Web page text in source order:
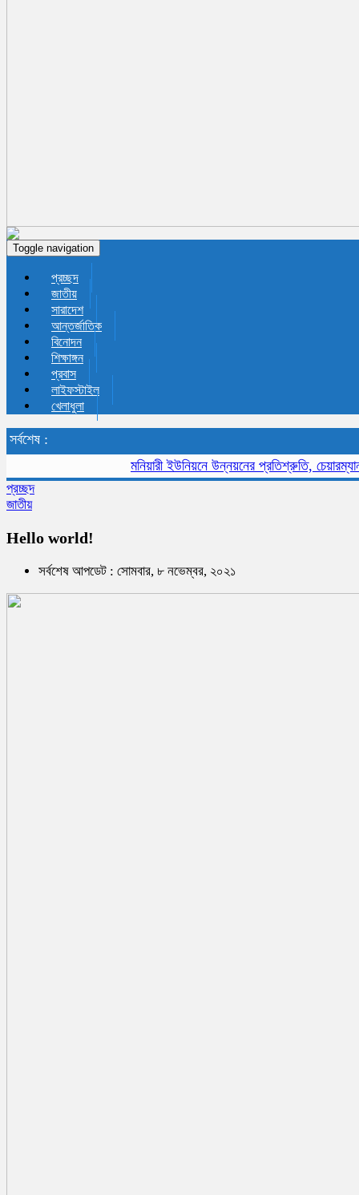
Toggle navigation
প্রচ্ছদ
জাতীয়
সারাদেশ
আন্তর্জাতিক
বিনোদন
শিক্ষাঙ্গন
প্রবাস
লাইফস্টাইল
খেলাধুলা
সর্বশেষ :
মনিয়ারী ইউনিয়নে উন্নয়নের প্রতিশ্রুতি, চেয়ারম্যান
প্রচ্ছদ
জাতীয়
Hello world!
সর্বশেষ আপডেট : সোমবার, ৮ নভেম্বর, ২০২১